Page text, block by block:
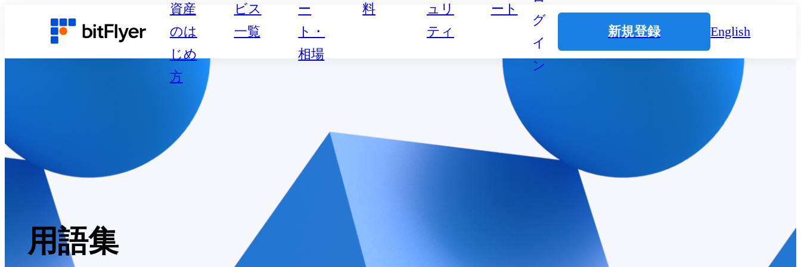
資産
のは
じめ
方
ビス
一覧
ー
ト・
相場
料
ュリ
ティ
ート
グ
イ
ン
新規登録 English
用語集